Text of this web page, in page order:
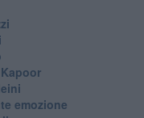
emozione